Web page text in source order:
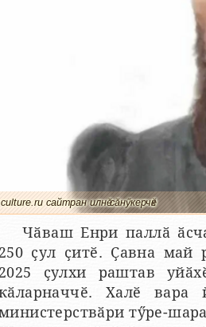
culture.ru сайтран илнӗ сӑнӳкерчӗк
Чӑваш Енри паллӑ
ҫул ҫитӗ. Ҫавна май
ҫулхи раштав
Халӗ вара
тӳре-